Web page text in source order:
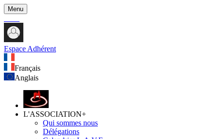
Menu
Espace Adhérent
Français
Anglais
L'ASSOCIATION+
Qui sommes nous
Délégations